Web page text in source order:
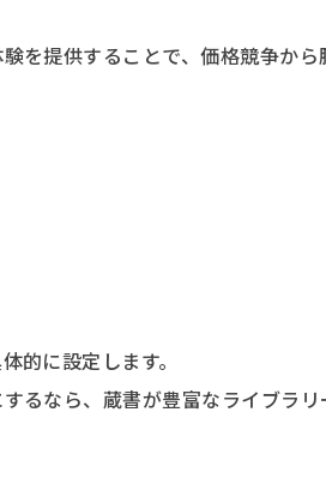
を提供することで、価格競争から
的に設定します。
るなら、蔵書が豊富なライブラリ